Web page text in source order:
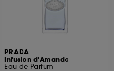
PRADA
Infusion d'Amande
Eau de Parfum